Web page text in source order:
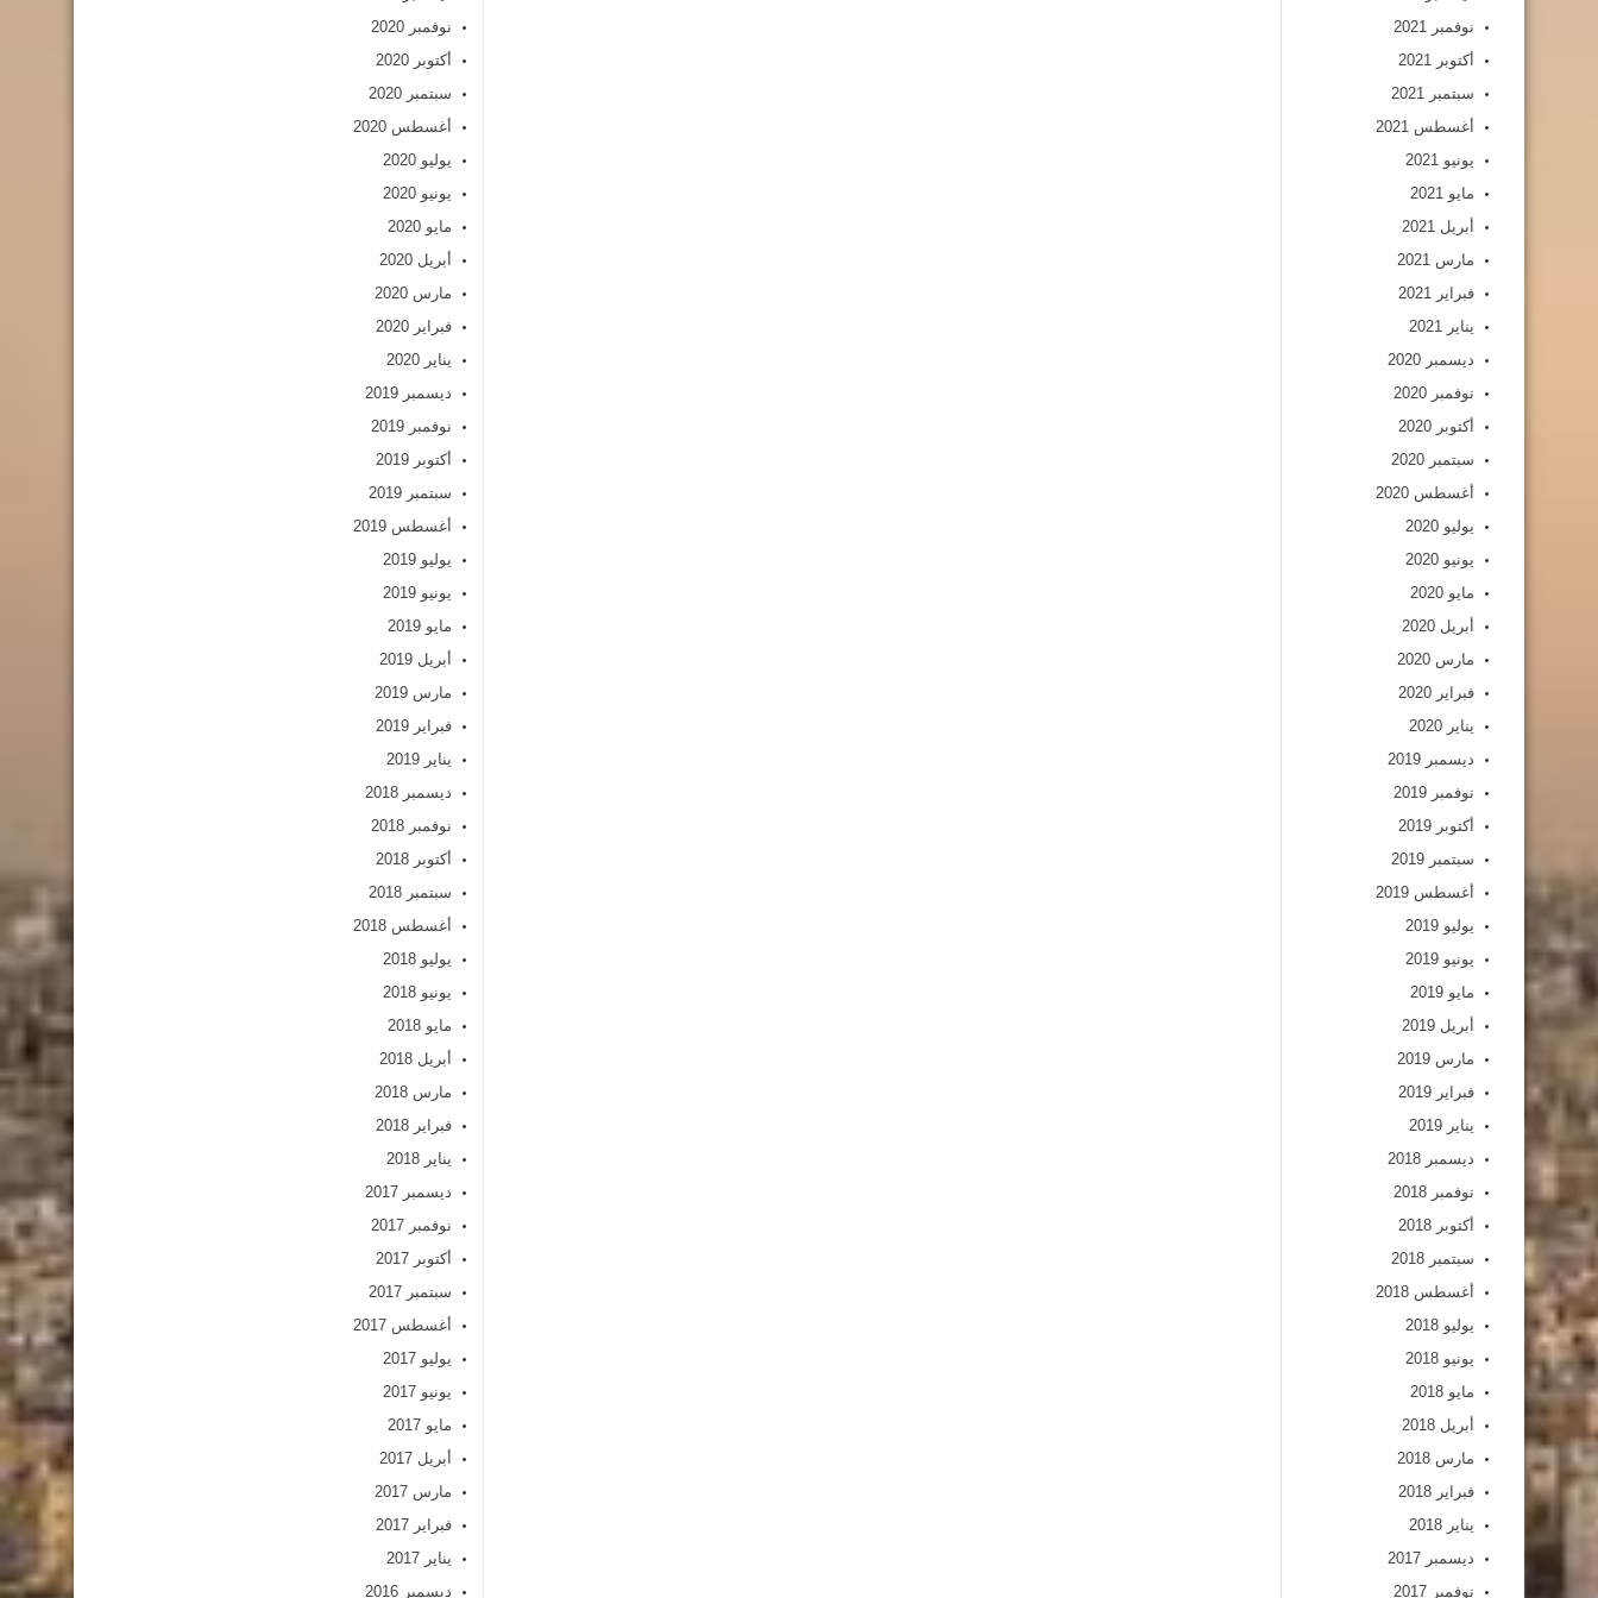
نوفمبر 2021
أكتوبر 2021
سبتمبر 2021
أغسطس 2021
يونيو 2021
مايو 2021
أبريل 2021
مارس 2021
فبراير 2021
يناير 2021
ديسمبر 2020
نوفمبر 2020
أكتوبر 2020
سبتمبر 2020
أغسطس 2020
يوليو 2020
يونيو 2020
مايو 2020
أبريل 2020
مارس 2020
فبراير 2020
يناير 2020
ديسمبر 2019
نوفمبر 2019
أكتوبر 2019
سبتمبر 2019
أغسطس 2019
يوليو 2019
يونيو 2019
مايو 2019
أبريل 2019
مارس 2019
فبراير 2019
يناير 2019
ديسمبر 2018
نوفمبر 2018
أكتوبر 2018
سبتمبر 2018
أغسطس 2018
يوليو 2018
يونيو 2018
مايو 2018
أبريل 2018
مارس 2018
فبراير 2018
يناير 2018
ديسمبر 2017
نوفمبر 2017
نوفمبر 2020
أكتوبر 2020
سبتمبر 2020
أغسطس 2020
يوليو 2020
يونيو 2020
مايو 2020
أبريل 2020
مارس 2020
فبراير 2020
يناير 2020
ديسمبر 2019
نوفمبر 2019
أكتوبر 2019
سبتمبر 2019
أغسطس 2019
يوليو 2019
يونيو 2019
مايو 2019
أبريل 2019
مارس 2019
فبراير 2019
يناير 2019
ديسمبر 2018
نوفمبر 2018
أكتوبر 2018
سبتمبر 2018
أغسطس 2018
يوليو 2018
يونيو 2018
مايو 2018
أبريل 2018
مارس 2018
فبراير 2018
يناير 2018
ديسمبر 2017
نوفمبر 2017
أكتوبر 2017
سبتمبر 2017
أغسطس 2017
يوليو 2017
يونيو 2017
مايو 2017
أبريل 2017
مارس 2017
فبراير 2017
يناير 2017
ديسمبر 2016